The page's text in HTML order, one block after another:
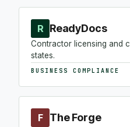
R ReadyDocs
Contractor licensing and
states.
BUSINESS COMPLIANCE
F The Forge